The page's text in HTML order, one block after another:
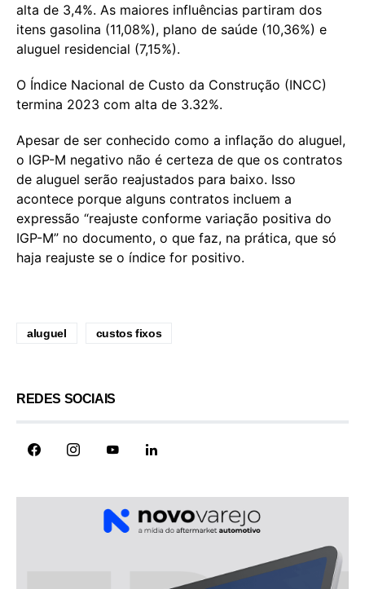
alta de 3,4%. As maiores influências partiram dos
itens gasolina (11,08%), plano de saúde (10,36%) e
aluguel residencial (7,15%).
O Índice Nacional de Custo da Construção (INCC)
termina 2023 com alta de 3.32%.
Apesar de ser conhecido como a inflação do aluguel,
o IGP-M negativo não é certeza de que os contratos
de aluguel serão reajustados para baixo. Isso
acontece porque alguns contratos incluem a
expressão “reajuste conforme variação positiva do
IGP-M” no documento, o que faz, na prática, que só
haja reajuste se o índice for positivo.
aluguel custos fixos
REDES SOCIAIS